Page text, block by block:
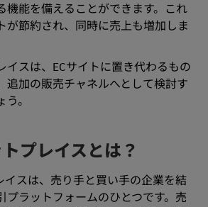
機能を備えることができます。これ
が節約され、同時に売上も増加しま
イスは、ECサイトに置き代わるもの
追加の販売チャネルへとして検討す
。
プレイスとは？
イスは、売り手と買い手の企業を結
プラットフォームのひとつです。売